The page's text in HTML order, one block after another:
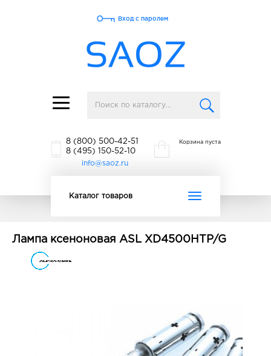
Toggle
navigation
Вход с паролем
8 (800) 500-42-51
8 (495) 150-52-10
info@saoz.ru
Корзина пуста
Toggle
Каталог товаров
Лампа ксеноновая ASL XD4500HTP/G